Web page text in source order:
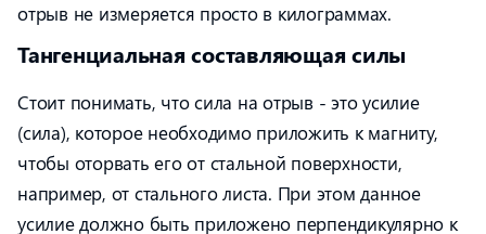
отрыв не измеряется просто в килограммах.
Тангенциальная составляющая силы
Стоит понимать, что сила на отрыв - это усилие
(сила), которое необходимо приложить к магниту,
чтобы оторвать его от стальной поверхности,
например, от стального листа. При этом данное
усилие должно быть приложено перпендикулярно к